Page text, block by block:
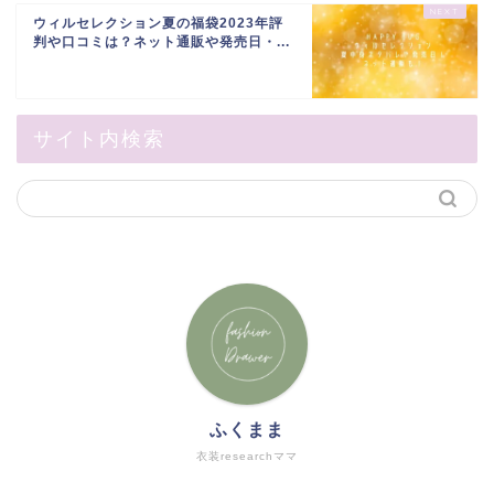
ウィルセレクション夏の福袋2023年評
判や口コミは？ネット通販や発売日・...
サイト内検索
衣装researchママ
ふくまま